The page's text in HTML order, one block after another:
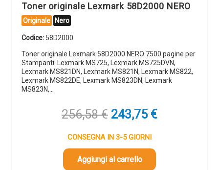
Toner originale Lexmark 58D2000 NERO
Originale Nero
Codice: 58D2000
Toner originale Lexmark 58D2000 NERO 7500 pagine per
Stampanti: Lexmark MS725, Lexmark MS725DVN,
Lexmark MS821DN, Lexmark MS821N, Lexmark MS822,
Lexmark MS822DE, Lexmark MS823DN, Lexmark
MS823N,…
256,58€ Il
originale
era:
256,58 €.
243,75 €Il
CONSEGNA IN 3-5 GIORNI
Aggiungi al carrello